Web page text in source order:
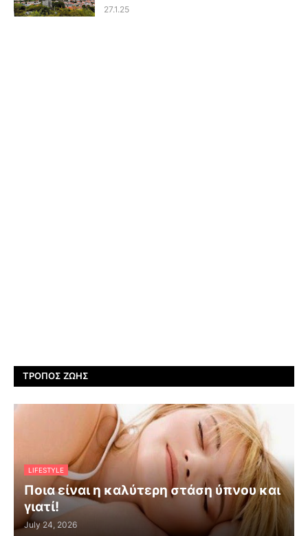
27.1.25
ΤΡΌΠΟΣ ΖΩΉΣ
LIFESTYLE
Ποια είναι η καλύτερη στάση ύπνου και
γιατί!
July 24, 2026